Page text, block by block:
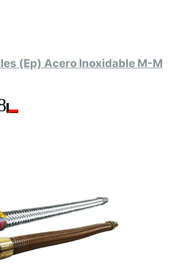
(Ep) Acero Inoxidable M-M